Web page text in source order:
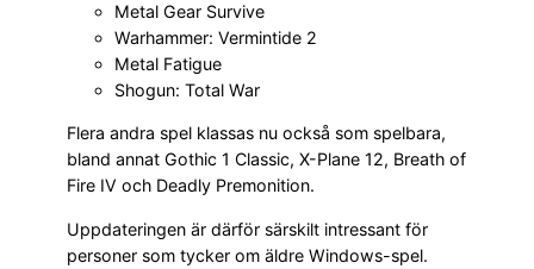
Metal Gear Survive
Warhammer: Vermintide 2
Metal Fatigue
Shogun: Total War
Flera andra spel klassas nu också som spelbara,
bland annat Gothic 1 Classic, X-Plane 12, Breath of
Fire IV och Deadly Premonition.
Uppdateringen är därför särskilt intressant för
personer som tycker om äldre Windows-spel.